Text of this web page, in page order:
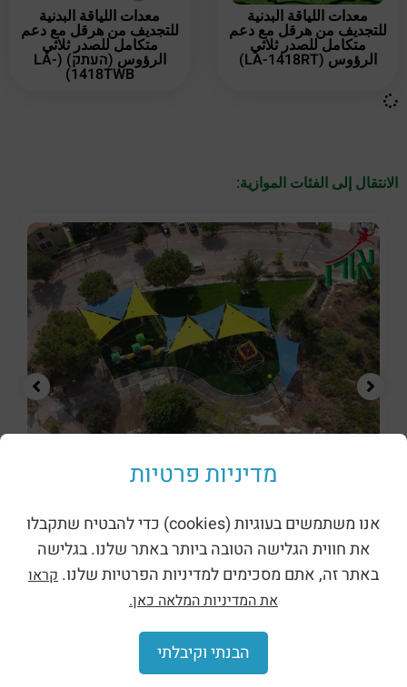
معدات اللياقة البدنية
للتجديف من هرقل مع دعم
متكامل للصدر ثلاثي
الرؤوس (LA-1418RT)
معدات اللياقة البدنية
للتجديف من هرقل مع دعم
متكامل للصدر ثلاثي
الرؤوس (העתק) (LA-
1418TWB)
الانتقال إلى الفئات الموازية:
ظلال وحظائر
מדיניות פרטיות
אנו משתמשים בעוגיות (cookies) כדי להבטיח שתקבלו
את חווית הגלישה הטובה ביותר באתר שלנו. בגלישה
באתר זה, אתם מסכימים למדיניות הפרטיות שלנו. קראו
את המדיניות המלאה כאן.
הבנתי וקיבלתי